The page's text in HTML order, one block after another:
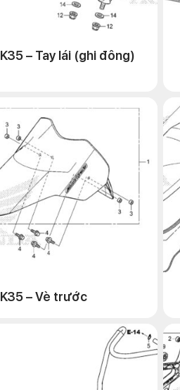
K35 – Tay lái (ghi đông)
K35 – Vè trước